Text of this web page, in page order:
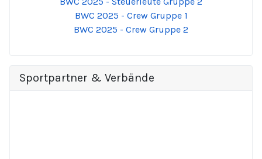
BWC 2025 - Crew Gruppe 1
BWC 2025 - Crew Gruppe 2
Sportpartner & Verbände